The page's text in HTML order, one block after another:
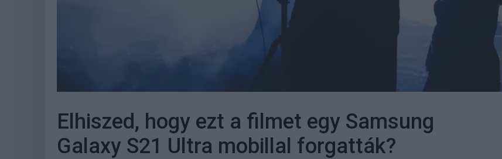
Elhiszed, hogy ezt a filmet egy Samsung
Galaxy S21 Ultra mobillal forgatták?